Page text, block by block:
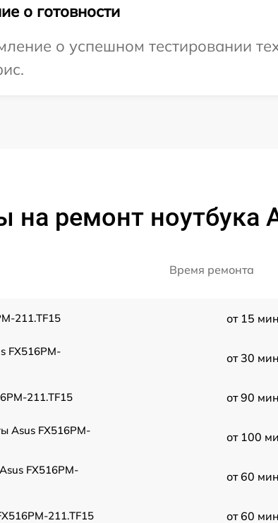
о готовности
о успешном тестировании
на ремонт ноутбука
Время ремонта
211.TF15 от 15 мин
FX516PM-
от 30 мин
211.TF15 от 90 мин
Asus FX516PM-
от 100
FX516PM-
от 60 мин
211.TF15 от 60 мин